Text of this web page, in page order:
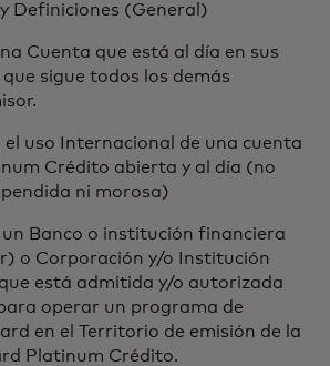
Definiciones (General)
Cuenta que está al día en sus
sigue todos los demás
uso Internacional de una cuenta
Crédito abierta y al día (no
ni morosa)
Banco o institución financiera
o Corporación y/o Institución
está admitida y/o autorizada
operar un programa de
en el Territorio de emisión de la
Platinum Crédito.